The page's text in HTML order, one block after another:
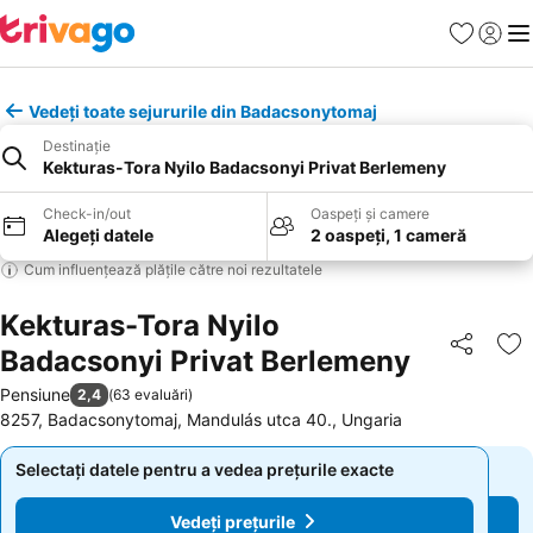
Favorite
Vedeți toate sejururile din Badacsonytomaj
Destinație
Kekturas-Tora Nyilo Badacsonyi Privat Berlemeny
Check-in/out
Alegeți datele
Oaspeți și camere
2 oaspeți, 1 cameră
Cum influențează plățile către noi rezultatele
Kekturas-Tora Nyilo
Badacsonyi Privat Berlemeny
Distribuiți
Pensiune 2,4 (63 evaluări)
8257, Badacsonytomaj, Mandulás utca 40., Ungaria
Selectați datele pentru a vedea prețurile exacte
Vedeți prețurile
Selectați datele pentru a vedea prețurile exacte
Vedeți prețurile